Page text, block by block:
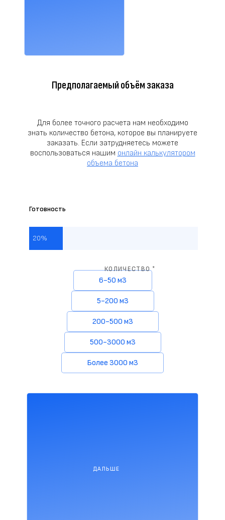
Предполагаемый объём заказа
Для более точного расчета нам необходимо
знать количество бетона, которое вы планируете
заказать. Если затрудняетесь можете
воспользоваться нашим онлайн калькулятором
объема бетона
Готовность
20%
КОЛИЧЕСТВО *
6-50 м3
5-200 м3
200-500 м3
500-3000 м3
Более 3000 м3
ДАЛЬШЕ